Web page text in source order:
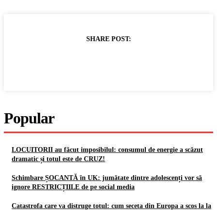
SHARE POST:
Popular
LOCUITORII au făcut imposibilul: consumul de energie a scăzut
dramatic și totul este de CRUZ!
Schimbare ȘOCANTĂ în UK: jumătate dintre adolescenți vor să
ignore RESTRICȚIILE de pe social media
Catastrofa care va distruge totul: cum seceta din Europa a scos la la